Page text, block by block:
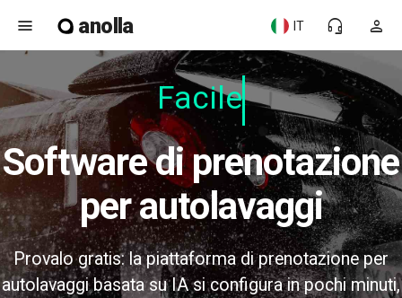
menu anolla person
headset_mic
IT
Facile d
Software di prenotazione
per autolavaggi
Provalo gratis: la piattaforma di prenotazione per
autolavaggi basata su IA si configura in pochi minuti,